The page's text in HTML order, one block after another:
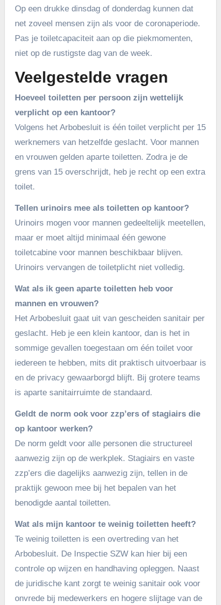
Op een drukke dinsdag of donderdag kunnen dat
net zoveel mensen zijn als voor de coronaperiode.
Pas je toiletcapaciteit aan op die piekmomenten,
niet op de rustigste dag van de week.
Veelgestelde vragen
Hoeveel toiletten per persoon zijn wettelijk
verplicht op een kantoor?
Volgens het Arbobesluit is één toilet verplicht per 15
werknemers van hetzelfde geslacht. Voor mannen
en vrouwen gelden aparte toiletten. Zodra je de
grens van 15 overschrijdt, heb je recht op een extra
toilet.
Tellen urinoirs mee als toiletten op kantoor?
Urinoirs mogen voor mannen gedeeltelijk meetellen,
maar er moet altijd minimaal één gewone
toiletcabine voor mannen beschikbaar blijven.
Urinoirs vervangen de toiletplicht niet volledig.
Wat als ik geen aparte toiletten heb voor
mannen en vrouwen?
Het Arbobesluit gaat uit van gescheiden sanitair per
geslacht. Heb je een klein kantoor, dan is het in
sommige gevallen toegestaan om één toilet voor
iedereen te hebben, mits dit praktisch uitvoerbaar is
en de privacy gewaarborgd blijft. Bij grotere teams
is aparte sanitairruimte de standaard.
Geldt de norm ook voor zzp’ers of stagiairs die
op kantoor werken?
De norm geldt voor alle personen die structureel
aanwezig zijn op de werkplek. Stagiairs en vaste
zzp’ers die dagelijks aanwezig zijn, tellen in de
praktijk gewoon mee bij het bepalen van het
benodigde aantal toiletten.
Wat als mijn kantoor te weinig toiletten heeft?
Te weinig toiletten is een overtreding van het
Arbobesluit. De Inspectie SZW kan hier bij een
controle op wijzen en handhaving opleggen. Naast
de juridische kant zorgt te weinig sanitair ook voor
onvrede bij medewerkers en hogere slijtage van de